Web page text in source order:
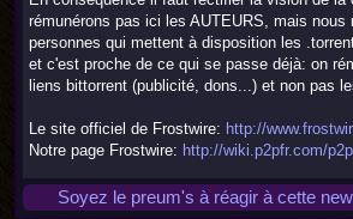
rémunérons pas ici les AUTEURS, mais nous
personnes qui mettent à disposition les
et c'est proche de ce qui se passe déjà: on
liens bittorrent (publicité, dons...) et non pas
Le site officiel de Frostwire: http://
Notre page Frostwire: http://wiki.p2pfr.com/
Soyez le preum's à réagir à cette